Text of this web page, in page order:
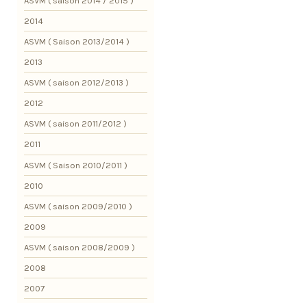
2014
ASVM ( Saison 2013/2014 )
2013
ASVM ( saison 2012/2013 )
2012
ASVM ( saison 2011/2012 )
2011
ASVM ( Saison 2010/2011 )
2010
ASVM ( saison 2009/2010 )
2009
ASVM ( saison 2008/2009 )
2008
2007